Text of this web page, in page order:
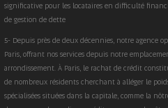
significative pour les locataires en difficulté
de gestion de dette
5- Depuis près de deux décennies, notre agence
Paris, offrant nos services depuis notre
arrondissement. À Paris, le rachat de crédit
de nombreux résidents cherchant à alléger le
spécialisées situées dans la capitale, comme la